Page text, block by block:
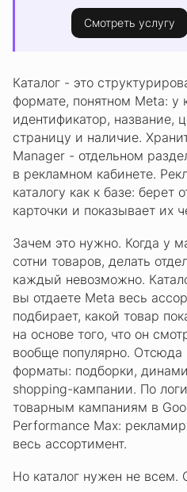
Смотреть услугу
Каталог - это
формате, понятном Meta: у
идентификатор, название,
страницу и наличие.
Manager - отдельном
в рекламном кабинете.
каталогу как к базе: берет
карточки и показывает их
Зачем это нужно. Когда у
сотни товаров, делать
каждый невозможно.
вы отдаете Meta весь
подбирает, какой товар
на основе того, что он
вообще популярно. Отсюда
форматы: подборки,
shopping-кампании. По
товарным кампаниям в
Performance Max:
весь ассортимент.
Но каталог нужен не всем.